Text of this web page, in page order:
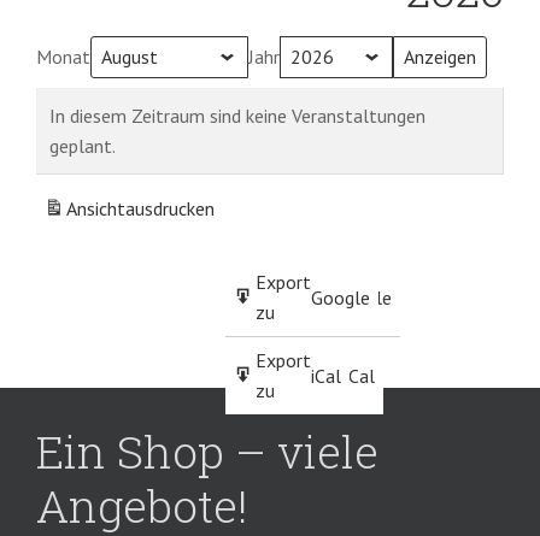
Monat Jahr
In diesem Zeitraum sind keine Veranstaltungen
geplant.
Ansichtausdrucken
Eintragen
in
Google
Abonnieren
in
iCal
Export
zu
Google
Export
zu
iCal
Ein Shop – viele
Angebote!